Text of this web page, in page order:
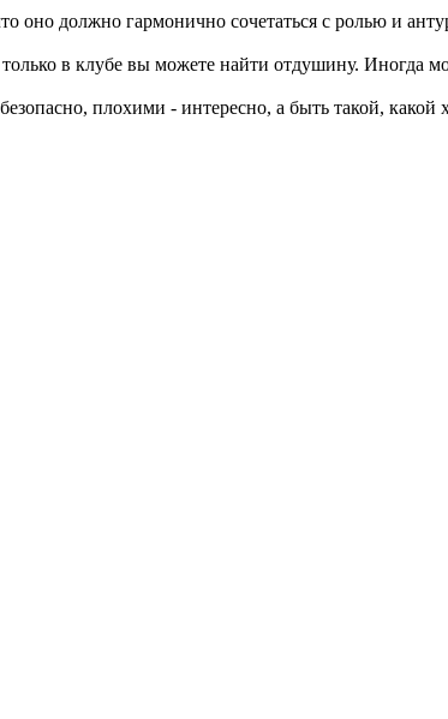
оно должно гармонично сочетаться с ролью и
в клубе вы можете найти отдушину. Иногда
плохими - интересно, а быть такой,